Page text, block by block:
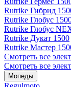
Rutrike Гибрид
Rutrike Глобус
Rutrike Глобус
Rutrike Дукат 1500
Rutrike Мастер
Смотреть все
Смотреть все
Мопеды